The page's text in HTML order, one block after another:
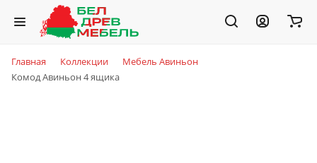
Главная Коллекции
Мебель Авиньон
Комод Авиньон 4 ящика